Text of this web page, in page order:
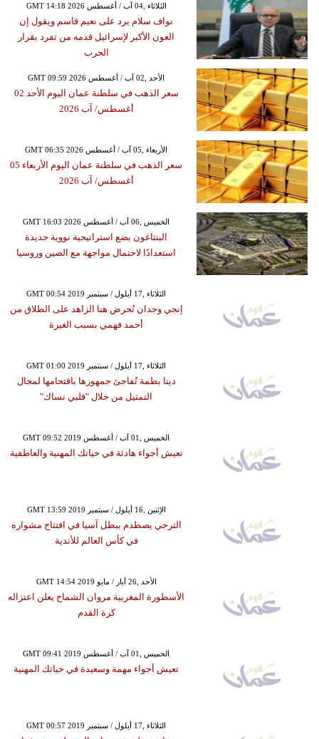
GMT 14:18 2026 الثلاثاء ,04 آب / أغسطس
نواف سلام يرد على نعيم قاسم ويقول إن
العون الأكبر لإسرائيل قدمه من تفرد بقرار
الحرب
GMT 09:59 2026 الأحد ,02 آب / أغسطس
سعر الذهب في سلطنة عمان اليوم الأحد 02
أغسطس/ آب 2026
GMT 06:35 2026 الأربعاء ,05 آب / أغسطس
سعر الذهب في سلطنة عمان اليوم الأربعاء 05
أغسطس/ آب 2026
GMT 16:03 2026 الخميس ,06 آب / أغسطس
البنتاغون يضع استراتيجية نووية جديدة
استعدادًا لاحتمال مواجهة مع الصين وروسيا
GMT 00:54 2019 الثلاثاء ,17 أيلول / سبتمبر
إنجي وجدان تُحرض هنا الزاهد على الطلاق من
أحمد فهمي بسبب الغيرة
GMT 01:00 2019 الثلاثاء ,17 أيلول / سبتمبر
دينا بطمة تُفاجئ جمهورها باقتحامها لمجال
التمثيل من خلال "قلبي نساك"
GMT 09:52 2019 الخميس ,01 آب / أغسطس
تعيش أجواء هادئة في حياتك المهنية والعاطفية
GMT 13:59 2019 الإثنين ,16 أيلول / سبتمبر
الترجي يصطدم ببطل آسيا في افتتاح مشواره
في كأس العالم للأندية
GMT 14:54 2019 الأحد ,26 أيار / مايو
الأسطورة المغربية مروان الشماخ يعلن اعتزاله
كرة القدم
GMT 09:41 2019 الخميس ,01 آب / أغسطس
تعيش أجواء مهمة وسعيدة في حياتك المهنية
GMT 00:57 2019 الثلاثاء ,17 أيلول / سبتمبر